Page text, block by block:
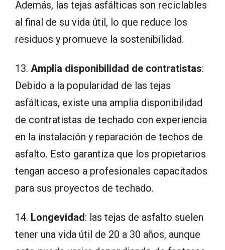
Además, las tejas asfálticas son reciclables
al final de su vida útil, lo que reduce los
residuos y promueve la sostenibilidad.
13. Amplia disponibilidad de contratistas:
Debido a la popularidad de las tejas
asfálticas, existe una amplia disponibilidad
de contratistas de techado con experiencia
en la instalación y reparación de techos de
asfalto. Esto garantiza que los propietarios
tengan acceso a profesionales capacitados
para sus proyectos de techado.
14. Longevidad: las tejas de asfalto suelen
tener una vida útil de 20 a 30 años, aunque